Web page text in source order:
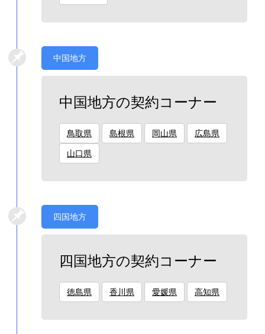
中国地方
中国地方の契約コーナー
鳥取県 島根県 岡山県 広島県
山口県
四国地方
四国地方の契約コーナー
徳島県 香川県 愛媛県 高知県